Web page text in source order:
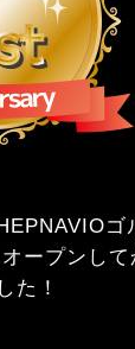
ゴ
ープンして
た！